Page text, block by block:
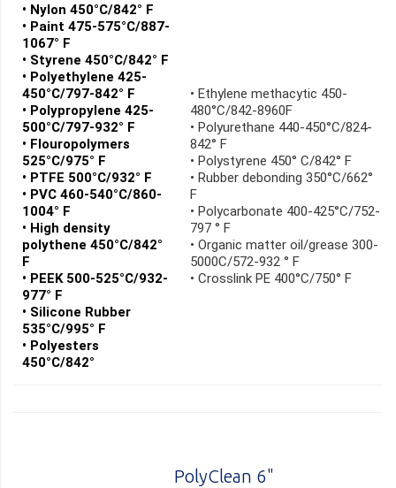
• Nylon 450°C/842° F
• Paint 475-575°C/887-
1067° F
• Styrene 450°C/842° F
• Polyethylene 425-
450°C/797-842° F
• Polypropylene 425-
500°C/797-932° F
• Flouropolymers
525°C/975° F
• PTFE 500°C/932° F
• PVC 460-540°C/860-
1004° F
• High density
polythene 450°C/842°
F
• PEEK 500-525°C/932-
977° F
• Silicone Rubber
535°C/995° F
• Polyesters
450°C/842°
• Ethylene methacytic 450-
480°C/842-8960F
• Polyurethane 440-450°C/824-
842° F
• Polystyrene 450° C/842° F
• Rubber debonding 350°C/662°
F
• Polycarbonate 400-425°C/752-
797 ° F
• Organic matter oil/grease 300-
5000C/572-932 ° F
• Crosslink PE 400°C/750° F
PolyClean 6"